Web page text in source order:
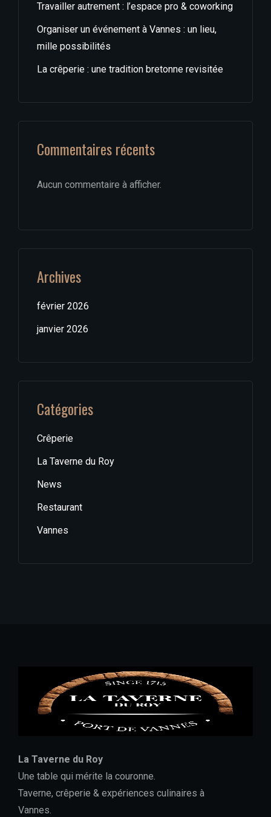
Travailler autrement : l’espace pro & coworking
Organiser un événement à Vannes : un lieu,
mille possibilités
La crêperie : une tradition bretonne revisitée
Commentaires récents
Aucun commentaire à afficher.
Archives
février 2026
janvier 2026
Catégories
Crêperie
La Taverne du Roy
News
Restaurant
Vannes
La Taverne du Roy
Une table qui mérite la couronne.
Taverne, crêperie & expériences culinaires à
Vannes.